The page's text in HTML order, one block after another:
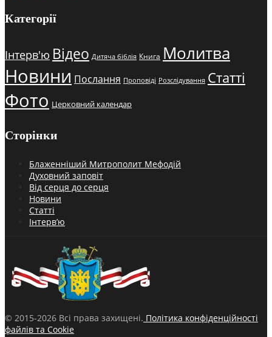
Категорії
Інтерв'ю Відео Дитяча біблія Книга Молитва
Новини Послання Проповіді Розслідування Статті
Фото Церковний календар
Сторінки
Блаженніший Митрополит Мефодій
Духовний заповіт
Від серця до серця
Новини
Статті
Інтерв’ю
© 2015-2026 Всі права захищені. Політика конфіденційності
файлів та Cookie